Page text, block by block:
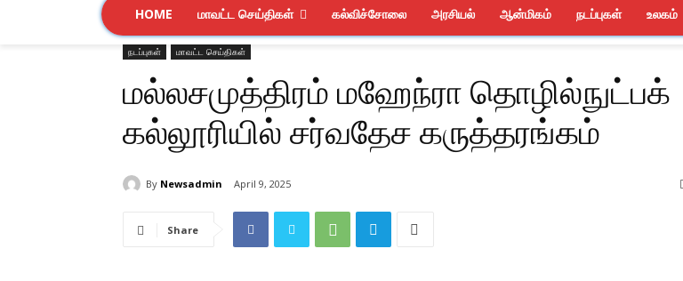
HOME மாவட்ட செய்திகள் கல்விச்சோலை அரசியல் ஆன்மிகம் நடப்புகள் உலகம்
நடப்புகள் மாவட்ட செய்திகள்
மல்லசமுத்திரம் மஹேந்ரா தொழில்நுட்பக்
கல்லூரியில் சர்வதேச கருத்தரங்கம்
By Newsadmin April 9, 2025
Share